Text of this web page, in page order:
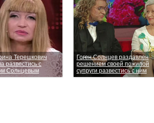
Терешкович
развестись с
Солнцевым
Гоген Солнцев раздавлен
решением своей пожилой
супруги развестись с ним